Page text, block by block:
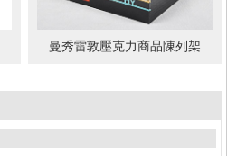
曼秀雷敦壓克力商品陳列架